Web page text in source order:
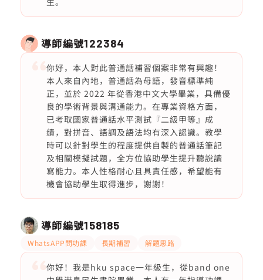
導師編號122384
你好，本人對此普通話補習個案非常有興趣！
本人來自內地，普通話為母語，發音標準純
正，並於 2022 年從香港中文大學畢業，具備優
良的學術背景與溝通能力。在專業資格方面，
已考取國家普通話水平測試『二級甲等』成
績，對拼音、語調及語法均有深入認識。教學
時可以針對學生的程度提供自製的普通話筆記
及相關模擬試題，全方位協助學生提升聽說讀
寫能力。本人性格耐心且具責任感，希望能有
機會協助學生取得進步，謝謝！
導師編號158185
WhatsAPP問功課 長期補習 解題思路
你好！我是hku space一年級生，從band one